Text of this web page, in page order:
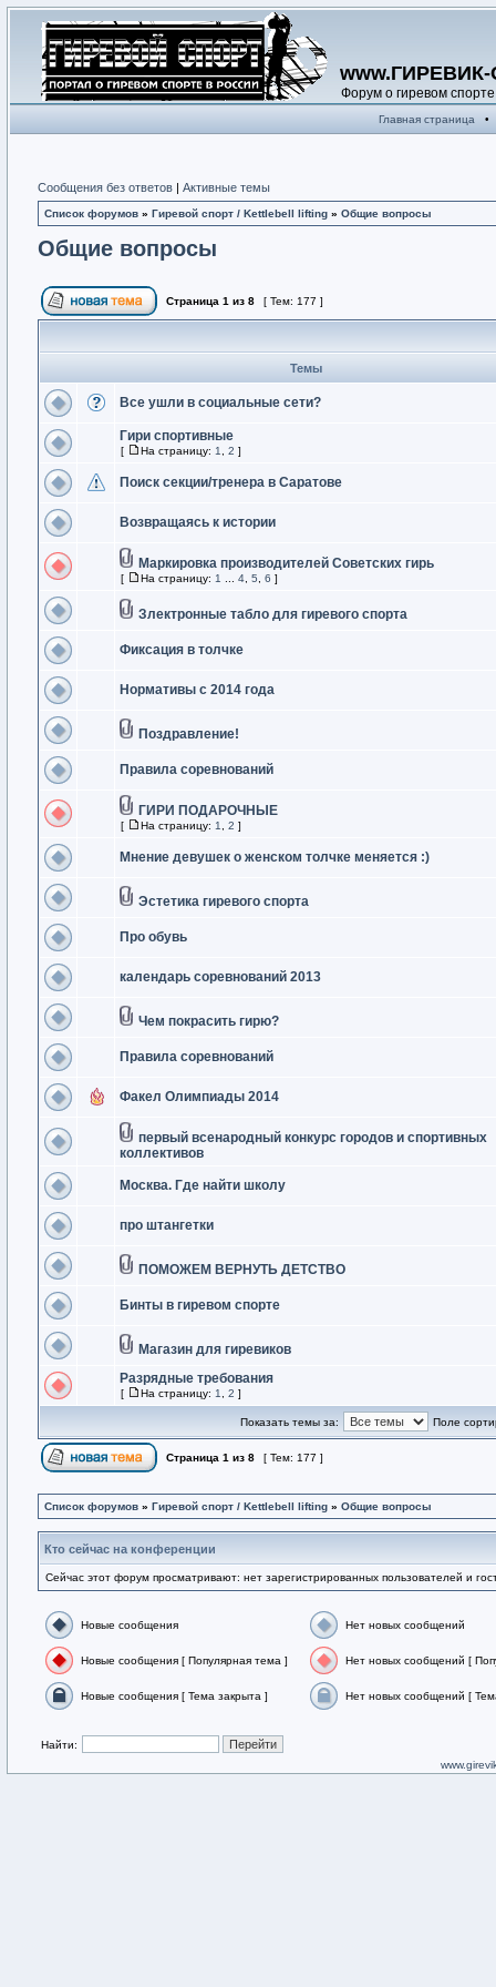
Форум о гиревом спорте
Главная страница •
Сообщения без ответов | Активные темы
Список форумов » Гиревой спорт / Kettlebell lifting » Общие вопросы
Общие вопросы
Страница 1 из 8 [ Тем: 177 ]
Темы
Все ушли в социальные сети?
Гири спортивные
[ На страницу: 1 2 ]
Поиск секции/тренера в Саратове
Возвращаясь к истории
Маркировка производителей Советских гирь
[ На страницу: 1 4 5 6 ]
Злектронные табло для гиревого спорта
Фиксация в толчке
Нормативы с 2014 года
Поздравление!
Правила соревнований
ГИРИ ПОДАРОЧНЫЕ
[ На страницу: 1 2 ]
Мнение девушек о женском толчке меняется :)
Эстетика гиревого спорта
Про обувь
календарь соревнований 2013
Чем покрасить гирю?
Правила соревнований
Факел Олимпиады 2014
первый всенародный конкурс городов и спортивных
коллективов
Москва. Где найти школу
про штангетки
ПОМОЖЕМ ВЕРНУТЬ ДЕТСТВО
Бинты в гиревом спорте
Магазин для гиревиков
Разрядные требования
[ На страницу: 1 2 ]
Показать темы за: Поле
Страница 1 из 8 [ Тем: 177 ]
Список форумов » Гиревой спорт / Kettlebell lifting » Общие вопросы
Кто сейчас на конференции
Сейчас этот форум просматривают: нет зарегистрированных пользователей и
Новые сообщения Нет новых сообщений
Новые сообщения [ Популярная тема ] Нет новых сообщений [
Новые сообщения [ Тема закрыта ] Нет новых сообщений [
Найти: